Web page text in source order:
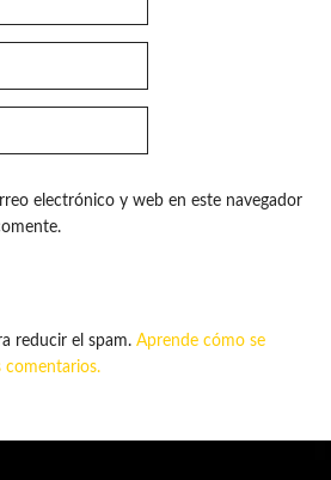
electrónico y web en este navegador
reducir el spam. Aprende cómo se
comentarios.